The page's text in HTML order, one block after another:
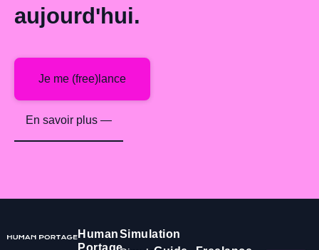
aujourd'hui.
Je me (free)lance
En savoir plus —
Human
Portage
Simulation